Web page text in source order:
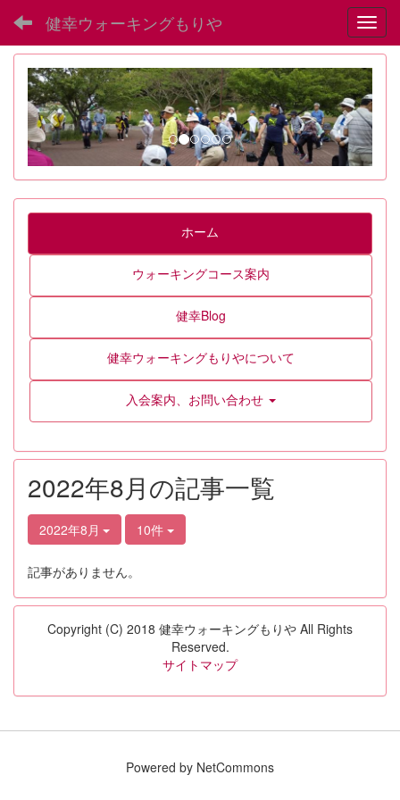
健幸ウォーキングもりや
p
r
e
v
i
o
s
n
e
x
t
ホーム
ウォーキングコース案内
健幸Blog
健幸ウォーキングもりやについて
入会案内、お問い合わせ
2022年8月の記事一覧
2022年8月 10件
記事がありません。
Copyright (C) 2018 健幸ウォーキングもりや All Rights
Reserved.
サイトマップ
Powered by NetCommons